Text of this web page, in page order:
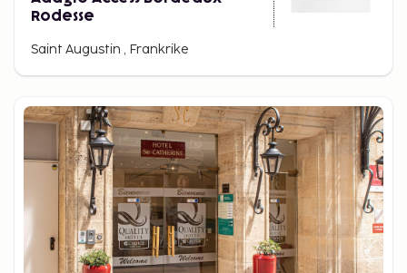
Rodesse
Saint Augustin , Frankrike